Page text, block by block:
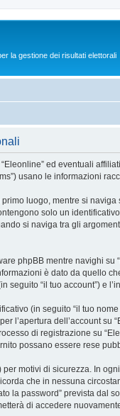
la gestione dei risultati elettorali
ed eventuali affiliati
usano le informazioni
luogo, mentre si
solo un
si naviga tra gli
phpBB mentre navighi
è dato da quello
seguito “il tuo account”) e
(in seguito “il tuo
l’apertura dell’account
di registrazione su
possano essere rese
motivi di sicurezza. In
che in nessuna
la password” prevista dal
di accedere